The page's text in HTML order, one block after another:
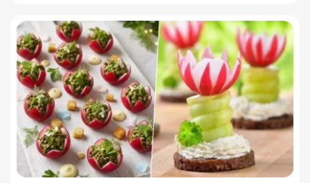
طرز تهیه پش ملبا (پیچ ملبا)؛ دسر کلاسیک هلو و بستنی
13 مرداد 1405
طرز تهیه حلوای بحرینی؛ دسر سنتی خاورمیانه‌ای
13 مرداد 1405